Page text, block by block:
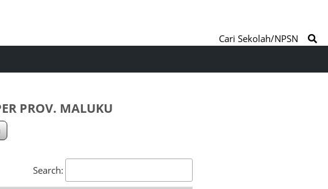
Cari Sekolah/NPSN
PROV. MALUKU
Search: